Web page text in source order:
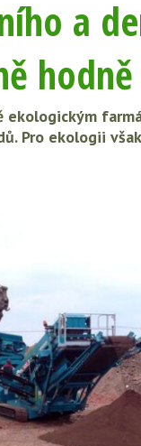
a
hodně
Pro ekologii